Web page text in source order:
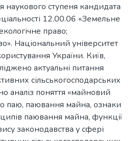
наукового ступеня кандидата
12.00.06 «Земельне
право;
Національний університет
України. Київ,
актуальні питання
сільськогосподарських
аналіз поняття «майновий
паю, паювання майна, ознаки
паювання майна, функції
законодавства у сфері